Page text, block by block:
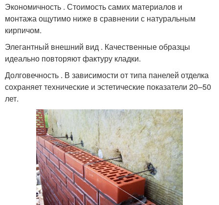
Экономичность . Стоимость самих материалов и
монтажа ощутимо ниже в сравнении с натуральным
кирпичом.
Элегантный внешний вид . Качественные образцы
идеально повторяют фактуру кладки.
Долговечность . В зависимости от типа панелей отделка
сохраняет технические и эстетические показатели 20–50
лет.